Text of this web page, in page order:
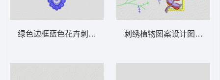
绿色边框蓝色花卉刺绣图案 衣领刺绣植物图案设计图 几何